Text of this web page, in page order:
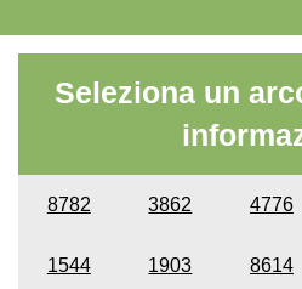
Seleziona un
8782 3862 4776
1544 1903 8614